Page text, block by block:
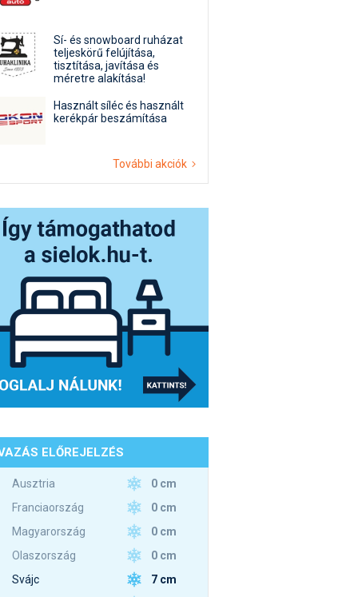
Sí- és snowboard ruházat
teljeskörű felújítása,
tisztítása, javítása és
méretre alakítása!
Használt síléc és használt
kerékpár beszámítása
További akciók
ELŐREJELZÉS
Ausztria
0 cm
Franciaország
0 cm
Magyarország
0 cm
Olaszország
0 cm
Svájc
7 cm